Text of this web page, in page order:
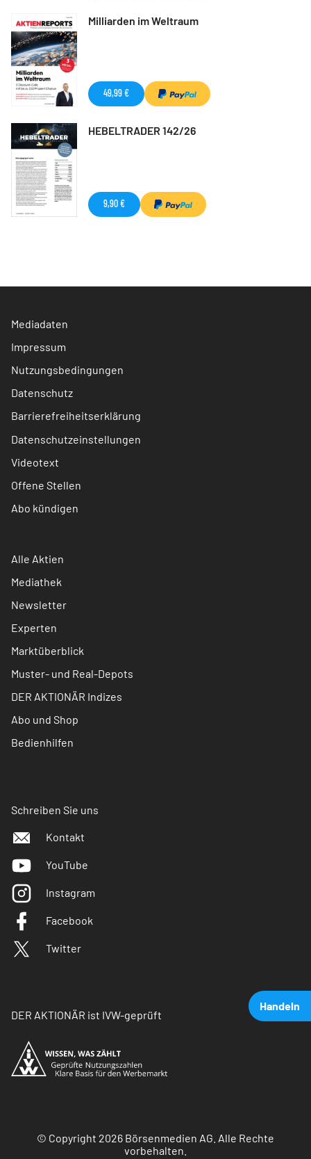
Handeln
Milliarden im Weltraum
49,99 €
HEBELTRADER 142/26
9,90 €
Mediadaten
Impressum
Nutzungsbedingungen
Datenschutz
Barrierefreiheitserklärung
Datenschutzeinstellungen
Videotext
Offene Stellen
Abo kündigen
Alle Aktien
Mediathek
Newsletter
Experten
Marktüberblick
Muster- und Real-Depots
DER AKTIONÄR Indizes
Abo und Shop
Bedienhilfen
Schreiben Sie uns
Kontakt
YouTube
Instagram
Facebook
Twitter
DER AKTIONÄR ist IVW-geprüft
© Copyright 2026 Börsenmedien AG. Alle Rechte
vorbehalten.